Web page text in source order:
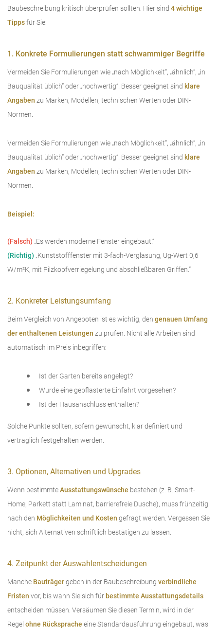
Baubeschreibung kritisch überprüfen sollten. Hier sind 4 wichtige
Tippsfür Sie:
1. Konkrete Formulierungen statt schwammiger Begriffe
Vermeiden Sie Formulierungen wie „nach Möglichkeit“, „ähnlich“, „in
Bauqualität üblich“ oder „hochwertig“. Besser geeignet sind klare
Angaben zu Marken, Modellen, technischen Werten oder DIN-
Normen.
Vermeiden Sie Formulierungen wie „nach Möglichkeit“, „ähnlich“, „in
Bauqualität üblich“ oder „hochwertig“. Besser geeignet sind klare
Angaben zu Marken, Modellen, technischen Werten oder DIN-
Normen.
Beispiel:
(Falsch) „Es werden moderne Fenster eingebaut.“
(Richtig) „Kunststofffenster mit 3-fach-Verglasung, Ug-Wert 0,6
W/m²K, mit Pilzkopfverriegelung und abschließbaren Griffen.“
2. Konkreter Leistungsumfang
Beim Vergleich von Angeboten ist es wichtig, den genauen Umfang
der enthaltenen Leistungen zu prüfen. Nicht alle Arbeiten sind
automatisch im Preis inbegriffen:
Ist der Garten bereits angelegt?
Wurde eine gepflasterte Einfahrt vorgesehen?
Ist der Hausanschluss enthalten?
Solche Punkte sollten, sofern gewünscht, klar definiert und
vertraglich festgehalten werden.
3. Optionen, Alternativen und Upgrades
Wenn bestimmteAusstattungswünsche bestehen (z. B. Smart-
Home, Parkett statt Laminat, barrierefreie Dusche), muss frühzeitig
nach den Möglichkeiten und Kosten gefragt werden. Vergessen Sie
nicht, sich Alternativen schriftlich bestätigen zu lassen.
4. Zeitpunkt der Auswahlentscheidungen
Manche Bauträgergeben in der Baubeschreibung verbindliche
Fristen vor, bis wann Sie sich für bestimmte Ausstattungsdetails
entscheiden müssen. Versäumen Sie diesen Termin, wird in der
Regel ohne Rücksprache eine Standardausführung eingebaut, was